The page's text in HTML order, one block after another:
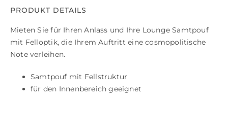
PRODUKT DETAILS
Mieten Sie für Ihren Anlass und Ihre Lounge Samtpouf
mit Felloptik, die Ihrem Auftritt eine cosmopolitische
Note verleihen.
Samtpouf mit Fellstruktur
für den Innenbereich geeignet